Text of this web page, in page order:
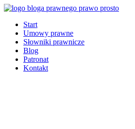
Start
Umowy prawne
Słowniki prawnicze
Blog
Patronat
Kontakt